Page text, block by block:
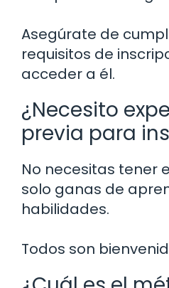
Asegúrate de
requisitos de
acceder a él.
¿Necesito
previa para
No necesitas tener
solo ganas de
habilidades.
Todos son